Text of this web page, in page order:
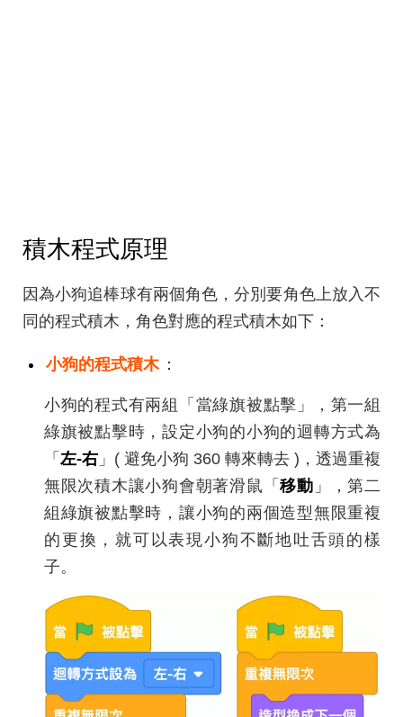
積木程式原理
因為小狗追棒球有兩個角色，分別要角色上放入不
同的程式積木，角色對應的程式積木如下：
小狗的程式積木 ：
小狗的程式有兩組「當綠旗被點擊」，第一組
綠旗被點擊時，設定小狗的小狗的迴轉方式為
「 左-右 」( 避免小狗 360 轉來轉去 )，透過重複
無限次積木讓小狗會朝著滑鼠「移動 」，第二
組綠旗被點擊時，讓小狗的兩個造型無限重複
的更換，就可以表現小狗不斷地吐舌頭的樣
子。